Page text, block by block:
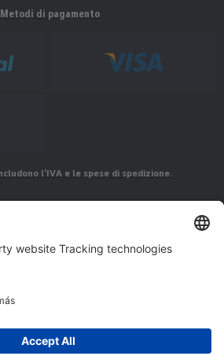
Metodi di pagamento
l'IVA e le spese di spedizione.
Germany - RAEE No.: IT21100000013363 - RPA
No.: IT21100P00007347